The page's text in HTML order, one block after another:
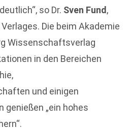
so Dr. Sven Fund,
Die beim Akademie
Wissenschaftsverlag
in den Bereichen
und einigen
„ein hohes